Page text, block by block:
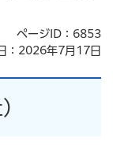
ページID：6853
：2026年7月17日